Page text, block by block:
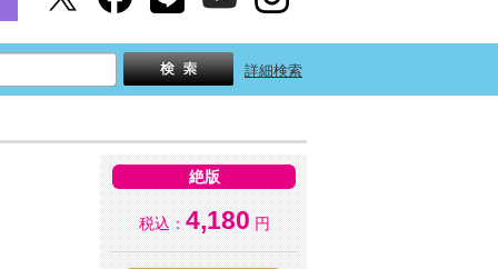
詳細検索
絶版
税込： 4,180 円